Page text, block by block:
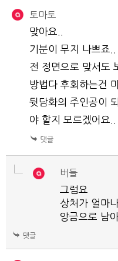
토마토
맞아요..
기분이 무지 나쁘죠..
전 정면으로 맞서도
방법다 후회하는건
뒷담화의 주인공이
야 할지 모르겠어요..
버들
그럼요
상처가 얼마
앙금으로 남